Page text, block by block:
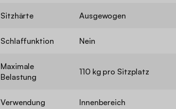
Sitzhärte Ausgewogen
Schlaffunktion Nein
Maximale
Belastung
110 kg pro Sitzplatz
Verwendung Innenbereich